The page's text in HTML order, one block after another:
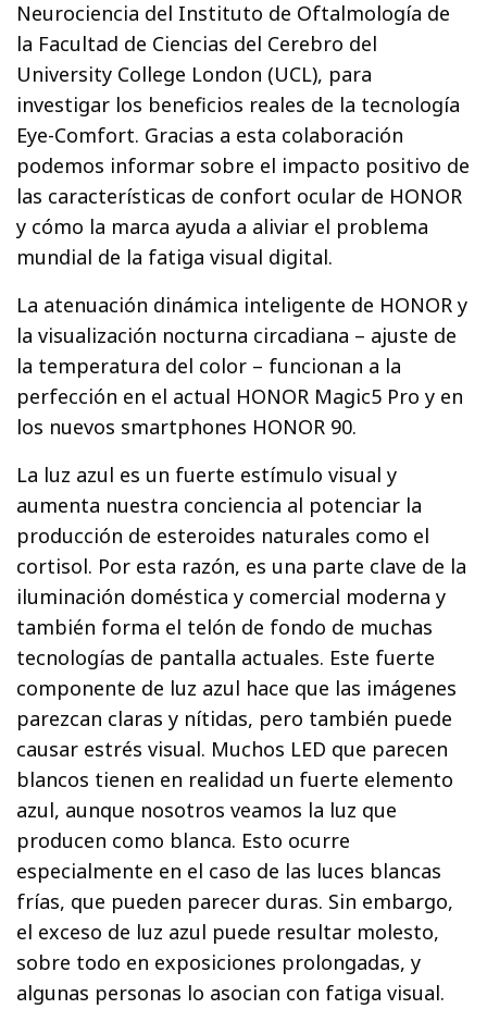
Neurociencia del Instituto de Oftalmología de
la Facultad de Ciencias del Cerebro del
University College London (UCL), para
investigar los beneficios reales de la tecnología
Eye-Comfort. Gracias a esta colaboración
podemos informar sobre el impacto positivo de
las características de confort ocular de HONOR
y cómo la marca ayuda a aliviar el problema
mundial de la fatiga visual digital.
La atenuación dinámica inteligente de HONOR y
la visualización nocturna circadiana – ajuste de
la temperatura del color – funcionan a la
perfección en el actual HONOR Magic5 Pro y en
los nuevos smartphones HONOR 90.
La luz azul es un fuerte estímulo visual y
aumenta nuestra conciencia al potenciar la
producción de esteroides naturales como el
cortisol. Por esta razón, es una parte clave de la
iluminación doméstica y comercial moderna y
también forma el telón de fondo de muchas
tecnologías de pantalla actuales. Este fuerte
componente de luz azul hace que las imágenes
parezcan claras y nítidas, pero también puede
causar estrés visual. Muchos LED que parecen
blancos tienen en realidad un fuerte elemento
azul, aunque nosotros veamos la luz que
producen como blanca. Esto ocurre
especialmente en el caso de las luces blancas
frías, que pueden parecer duras. Sin embargo,
el exceso de luz azul puede resultar molesto,
sobre todo en exposiciones prolongadas, y
algunas personas lo asocian con fatiga visual.